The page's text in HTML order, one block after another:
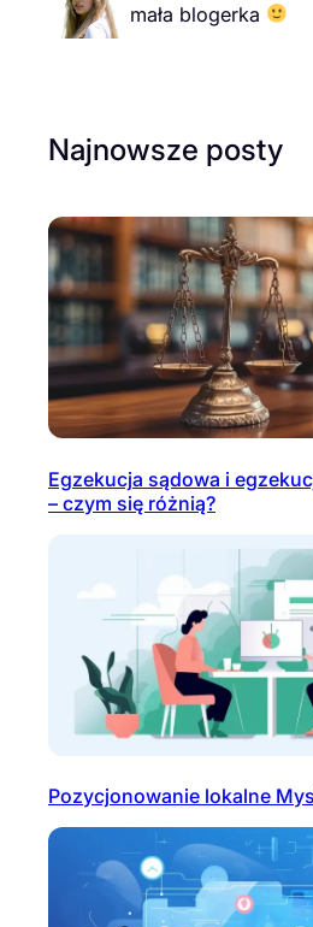
mała blogerka
Najnowsze posty
Egzekucja sądowa i
– czym się różnią?
Pozycjonowanie lokalne